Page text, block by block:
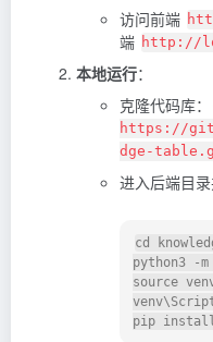
访问前端
端 http://
本地运行：
克隆代码库：
https://
dge-
进入后端目录
cd
source